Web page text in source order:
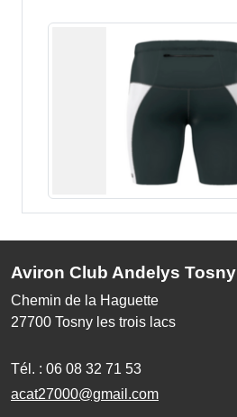
Aviron Club Andelys Tosny
Chemin de la Haguette
27700 Tosny les trois lacs
Tél. : 06 08 32 71 53
acat27000@gmail.com